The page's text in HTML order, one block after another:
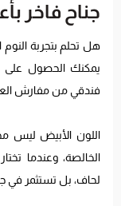
جناح فاخر
هل تحلم بتجربة
يمكنك الحصول على
فندقي من مفارش
اللون الأبيض ليس
الخالصة، وعندما
لحاف، بل تستثمر في